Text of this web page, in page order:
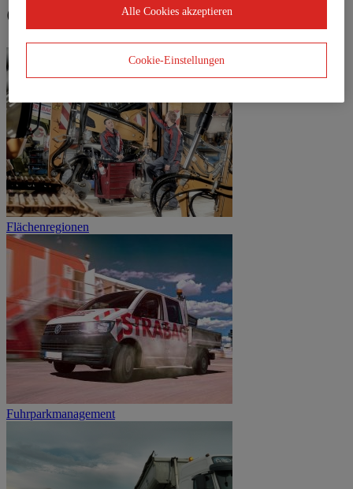
Geschäftsfelder
Flächenregionen
Fuhrparkmanagement
Alle Cookies akzeptieren
Cookie-Einstellungen